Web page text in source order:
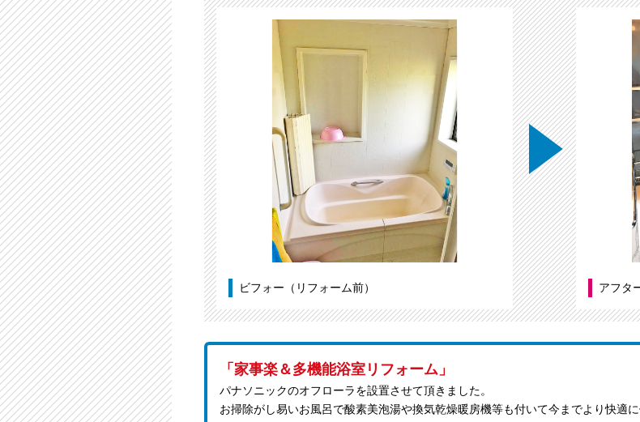
ビフォー（リフォーム前） アフタ
「家事楽＆多機能浴室リフォーム」
パナソニックのオフローラを設置させて頂きました。
お掃除がし易いお風呂で酸素美泡湯や換気乾燥暖房機等も付いて今までより快適に